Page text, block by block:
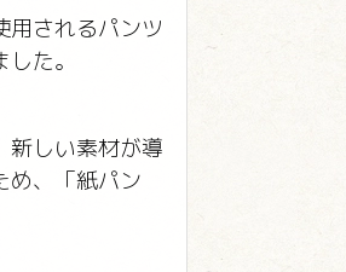
用されるパンツ
た。
新しい素材が導
め、「紙パン